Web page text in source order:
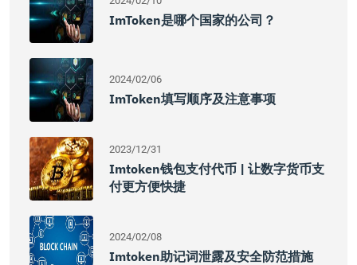
ImToken是哪个国家的公司？
2024/02/06
ImToken填写顺序及注意事项
2023/12/31
Imtoken钱包支付代币 | 让数字货币支
付更方便快捷
2024/02/08
Imtoken助记词泄露及安全防范措施